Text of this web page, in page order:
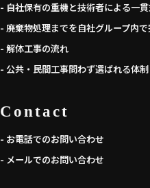
- 自社保有の重機と技術者による一
- 廃棄物処理までを自社グループ内
- 解体工事の流れ
- 公共・民間工事問わず選ばれる体制
Contact
- お電話でのお問い合わせ
- メールでのお問い合わせ